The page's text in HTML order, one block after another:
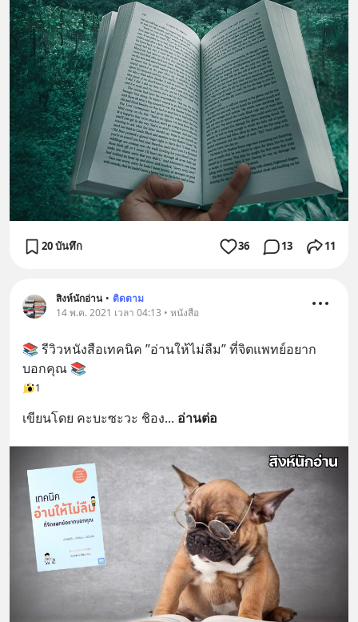
20 บันทึก 36 13 11
สิงห์นักอ่าน • ติดตาม
14 พ.ค. 2021 เวลา 04:13 • หนังสือ
📚 รีวิวหนังสือเทคนิค ”อ่านให้ไม่ลืม” ที่จิตแพทย์อยาก
บอกคุณ 📚
1
เขียนโดย คะบะซะวะ ชิอง... อ่านต่อ